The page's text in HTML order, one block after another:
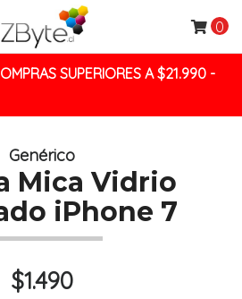
SUPERIORES A $21.990 -
0
Genérico
Mica Vidrio
iPhone 7
$1.490